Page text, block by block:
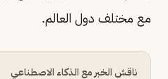
مع مختلف دول العالم.
ناقش الخبر مع الذكاء الاصطناعي